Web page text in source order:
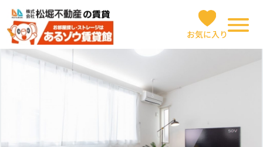
お気に入り